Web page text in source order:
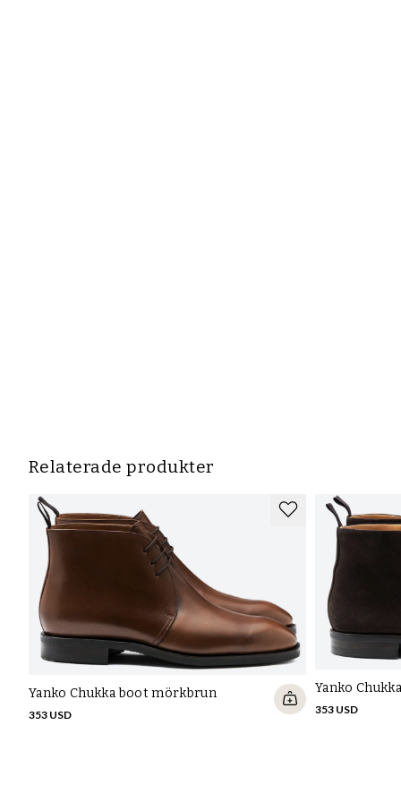
Relaterade produkter
Yanko Chukka boot mörkbrun
353 USD
Yanko
353 USD